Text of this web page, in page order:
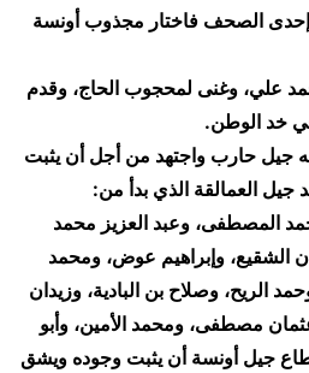
الصحف فاختار مجذوب أونسة
علي، وغنى لمحجوب الحاج، وقدم
خد الوطن.
جيل حارب واجتهد من أجل أن يثبت
جيل العمالقة الذي بدأ من:
المصطفى، وعبد العزيز محمد
الشقيع، وإبراهيم عوض، ومحمد
الريح، وصلاح بن البادية، وزيدان
مصطفى، ومحمد الأمين، وأبو
جيل أونسة أن يثبت وجوده ويشق